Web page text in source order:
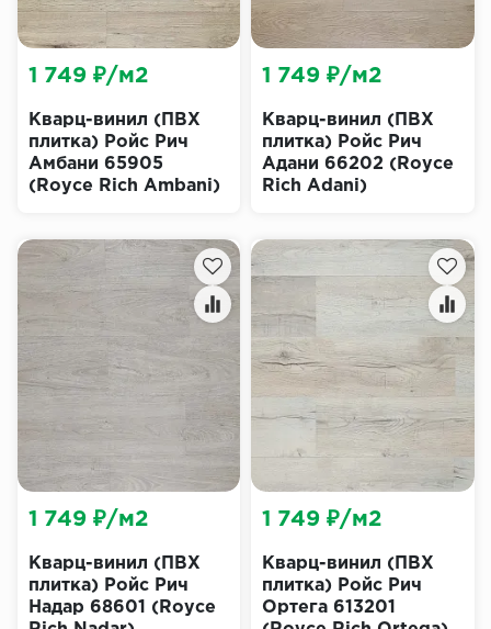
Кварц-винил (ПВХ
плитка) Ройс Рич
Амбани 65905
(Royce Rich Ambani)
1 749 ₽/м2
Кварц-винил (ПВХ
плитка) Ройс Рич
Адани 66202 (Royce
Rich Adani)
1 749 ₽/м2
Кварц-винил (ПВХ
плитка) Ройс Рич
Надар 68601 (Royce
1 749 ₽/м2
Кварц-винил (ПВХ
плитка) Ройс Рич
Ортега 613201
1 749 ₽/м2